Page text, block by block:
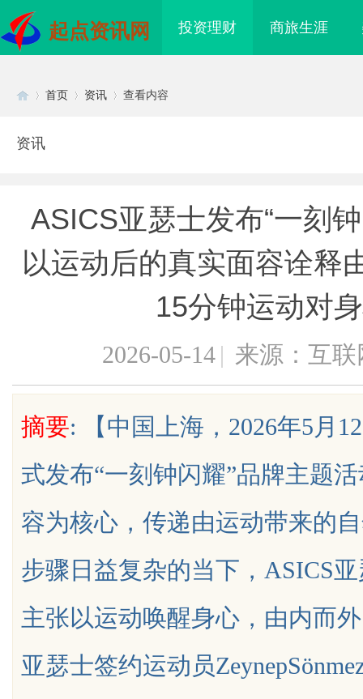
起点资讯网 投资理财 商旅生涯
uz
首页 资讯 查看内容
资讯
ASICS亚瑟士发布“一刻
以运动后的真实面容诠释
15分钟运动对
2026-05-14 | 来源：互联
摘要: 【中国上海，2026年5月
式发布“一刻钟闪耀”品牌主题
容为核心，传递由运动带来的
步骤日益复杂的当下，ASICS
主张以运动唤醒身心，由内而
亚瑟士签约运动员
武汉配眼镜 上海配眼镜